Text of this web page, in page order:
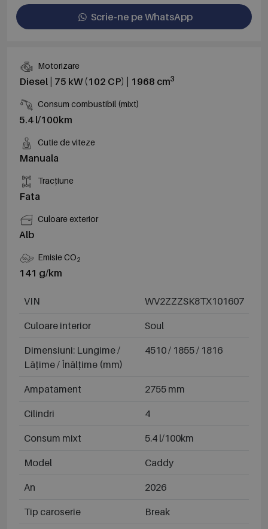
Scrie-ne pe WhatsApp
Motorizare
Diesel | 75 kW (102 CP) | 1968 cm3
Consum combustibil (mixt)
5.4 l/100km
Cutie de viteze
Manuala
Tracțiune
Fata
Culoare exterior
Alb
Emisie CO2
141 g/km
VIN WV2ZZZSK8TX101607
Culoare interior Soul
Dimensiuni: Lungime /
Lățime / Înălțime (mm)
4510 / 1855 / 1816
Ampatament 2755 mm
Cilindri 4
Consum mixt 5.4 l/100km
Model Caddy
An 2026
Tip caroserie Break